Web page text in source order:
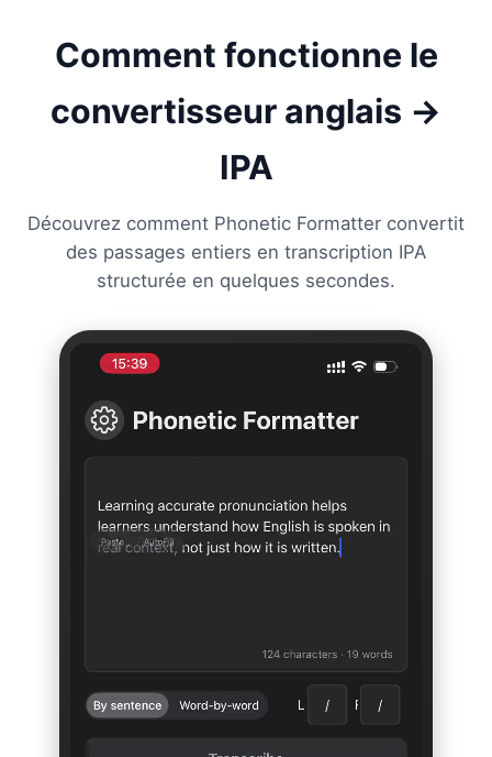
Comment fonctionne le
convertisseur anglais →
IPA
Découvrez comment Phonetic Formatter convertit
des passages entiers en transcription IPA
structurée en quelques secondes.